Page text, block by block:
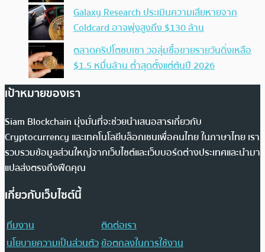
Galaxy Research ประเมินความเสียหายจาก
Coldcard อาจพุ่งสูงถึง $130 ล้าน
ตลาดคริปโตซบเซา วอลุ่มซื้อขายรายวันดิ่งเหลือ
$1.5 หมื่นล้าน ต่ำสุดตั้งแต่ต้นปี 2026
เป้าหมายของเรา
Siam Blockchain มุ่งมั่นที่จะช่วยนำเสนอสารเกี่ยวกับ
Cryptocurrency และเทคโนโลยีบล็อกเชนเพื่อคนไทย ในภาษาไทย เรา
รวบรวมข้อมูลส่วนใหญ่จากเว็บไซต์และเว็บบอร์ดต่างประเทศและนำมา
แปลส่งตรงถึงฟีดคุณ
เกี่ยวกับเว็บไซต์นี้
ทีมงาน
ติดต่อเรา
นโยบายความเป็นส่วนตัวข้อตกลงในการใช้งาน